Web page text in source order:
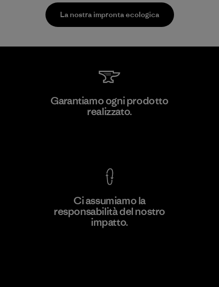
Scopri di più
MAS Active (Pvt) Ltd - Sleekline
La nostra impronta ecologica
Garantiamo ogni prodotto
realizzato.
Ci assumiamo la
responsabilità del nostro
impatto.